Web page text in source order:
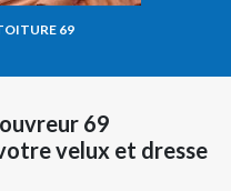
69
69
velux et dresse